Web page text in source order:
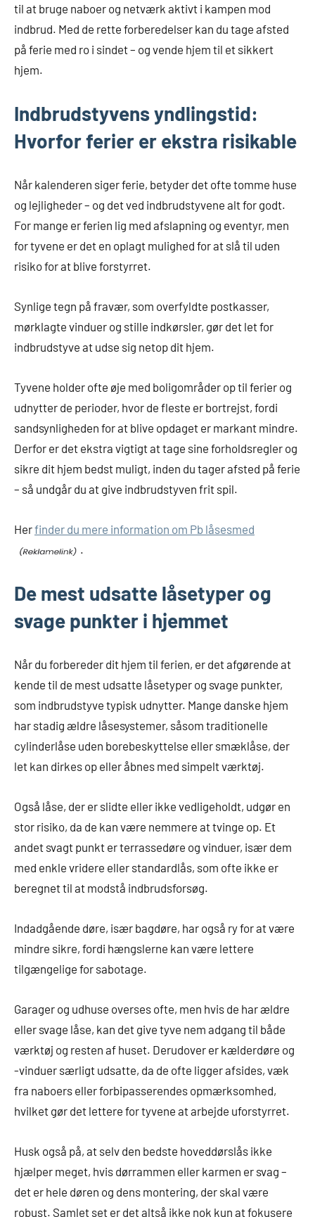
til at bruge naboer og netværk aktivt i kampen mod
indbrud. Med de rette forberedelser kan du tage afsted
på ferie med ro i sindet – og vende hjem til et sikkert
hjem.
Indbrudstyvens yndlingstid:
Hvorfor ferier er ekstra risikable
Når kalenderen siger ferie, betyder det ofte tomme huse
og lejligheder – og det ved indbrudstyvene alt for godt.
For mange er ferien lig med afslapning og eventyr, men
for tyvene er det en oplagt mulighed for at slå til uden
risiko for at blive forstyrret.
Synlige tegn på fravær, som overfyldte postkasser,
mørklagte vinduer og stille indkørsler, gør det let for
indbrudstyve at udse sig netop dit hjem.
Tyvene holder ofte øje med boligområder op til ferier og
udnytter de perioder, hvor de fleste er bortrejst, fordi
sandsynligheden for at blive opdaget er markant mindre.
Derfor er det ekstra vigtigt at tage sine forholdsregler og
sikre dit hjem bedst muligt, inden du tager afsted på ferie
– så undgår du at give indbrudstyven frit spil.
Herfinder du mere information om Pb låsesmed
.
De mest udsatte låsetyper og
svage punkter i hjemmet
Når du forbereder dit hjem til ferien, er det afgørende at
kende til de mest udsatte låsetyper og svage punkter,
som indbrudstyve typisk udnytter. Mange danske hjem
har stadig ældre låsesystemer, såsom traditionelle
cylinderlåse uden borebeskyttelse eller smæklåse, der
let kan dirkes op eller åbnes med simpelt værktøj.
Også låse, der er slidte eller ikke vedligeholdt, udgør en
stor risiko, da de kan være nemmere at tvinge op. Et
andet svagt punkt er terrassedøre og vinduer, især dem
med enkle vridere eller standardlås, som ofte ikke er
beregnet til at modstå indbrudsforsøg.
Indadgående døre, især bagdøre, har også ry for at være
mindre sikre, fordi hængslerne kan være lettere
tilgængelige for sabotage.
Garager og udhuse overses ofte, men hvis de har ældre
eller svage låse, kan det give tyve nem adgang til både
værktøj og resten af huset. Derudover er kælderdøre og
-vinduer særligt udsatte, da de ofte ligger afsides, væk
fra naboers eller forbipasserendes opmærksomhed,
hvilket gør det lettere for tyvene at arbejde uforstyrret.
Husk også på, at selv den bedste hoveddørslås ikke
hjælper meget, hvis dørrammen eller karmen er svag –
det er hele døren og dens montering, der skal være
robust. Samlet set er det altså ikke nok kun at fokusere